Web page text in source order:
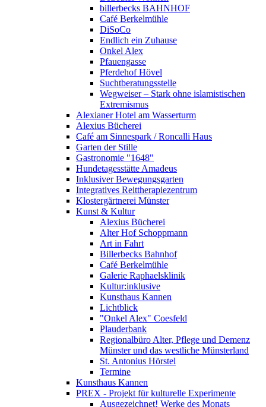
billerbecks BAHNHOF
Café Berkelmühle
DiSoCo
Endlich ein Zuhause
Onkel Alex
Pfauengasse
Pferdehof Hövel
Suchtberatungsstelle
Wegweiser – Stark ohne islamistischen
Extremismus
Alexianer Hotel am Wasserturm
Alexius Bücherei
Café am Sinnespark / Roncalli Haus
Garten der Stille
Gastronomie "1648"
Hundetagesstätte Amadeus
Inklusiver Bewegungsgarten
Integratives Reittherapiezentrum
Klostergärtnerei Münster
Kunst & Kultur
Alexius Bücherei
Alter Hof Schoppmann
Art in Fahrt
Billerbecks Bahnhof
Café Berkelmühle
Galerie Raphaelsklinik
Kultur:inklusive
Kunsthaus Kannen
Lichtblick
"Onkel Alex" Coesfeld
Plauderbank
Regionalbüro Alter, Pflege und Demenz
Münster und das westliche Münsterland
St. Antonius Hörstel
Termine
Kunsthaus Kannen
PREX - Projekt für kulturelle Experimente
Ausgezeichnet! Werke des Monats